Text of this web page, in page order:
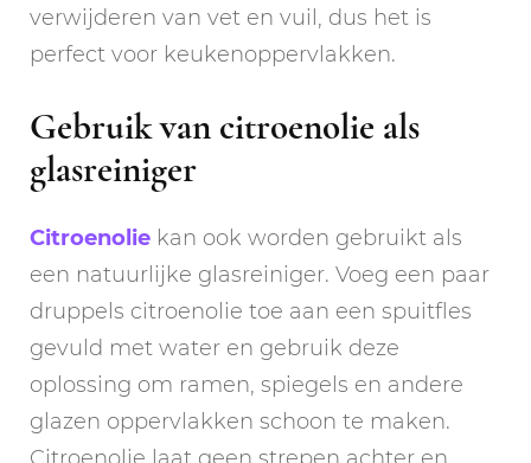
verwijderen van vet en vuil, dus het is
perfect voor keukenoppervlakken.
Gebruik van citroenolie als
glasreiniger
Citroenolie kan ook worden gebruikt als
een natuurlijke glasreiniger. Voeg een paar
druppels citroenolie toe aan een spuitfles
gevuld met water en gebruik deze
oplossing om ramen, spiegels en andere
glazen oppervlakken schoon te maken.